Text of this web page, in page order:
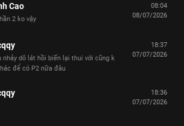
Cao
2 ko vậy
08:04
08/07/2026
nhảy dô lát hồi biến lại thui với cũng k
để có P2 nữa đâu
18:37
07/07/2026
18:36
07/07/2026